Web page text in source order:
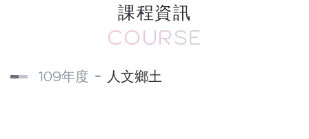
課程資訊
COURSE
109年度 人文鄉土